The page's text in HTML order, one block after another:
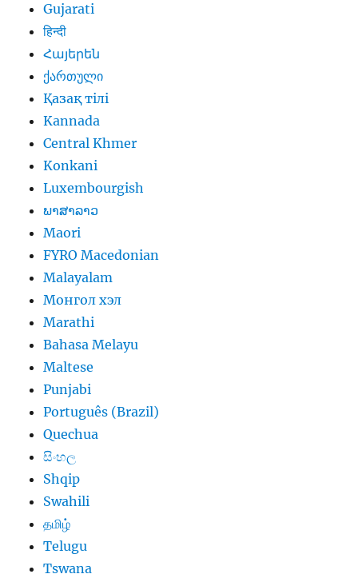
Gujarati
हिन्दी
Հայերեն
ქართული
Қазақ тілі
Kannada
Central Khmer
Konkani
Luxembourgish
ພາສາລາວ
Maori
FYRO Macedonian
Malayalam
Монгол хэл
Marathi
Bahasa Melayu
Maltese
Punjabi
Português (Brazil)
Quechua
සිංහල
Shqip
Swahili
தமிழ்
Telugu
Tswana